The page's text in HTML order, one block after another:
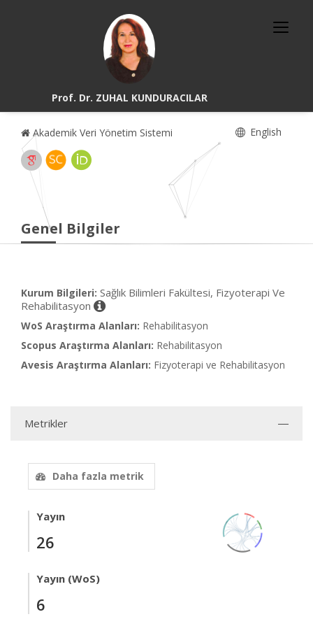
Prof. Dr. ZUHAL KUNDURACILAR
Akademik Veri Yönetim Sistemi English
Genel Bilgiler
Kurum Bilgileri: Sağlık Bilimleri Fakültesi, Fizyoterapi Ve
Rehabilitasyon
WoS Araştırma Alanları: Rehabilitasyon
Scopus Araştırma Alanları: Rehabilitasyon
Avesis Araştırma Alanları: Fizyoterapi ve Rehabilitasyon
Metrikler
Daha fazla metrik
Yayın
26
Yayın (WoS)
6